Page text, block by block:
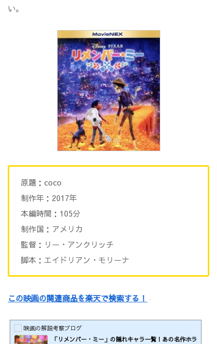
い。
原題：coco
制作年：2017年
本編時間：105分
制作国：アメリカ
監督：リー・アンクリッチ
脚本：エイドリアン・モリーナ
この映画の関連商品を楽天で検索する！
映画の解説考察ブログ
「リメンバー・ミー」の隠れキャラ一覧！あの名作ホラ